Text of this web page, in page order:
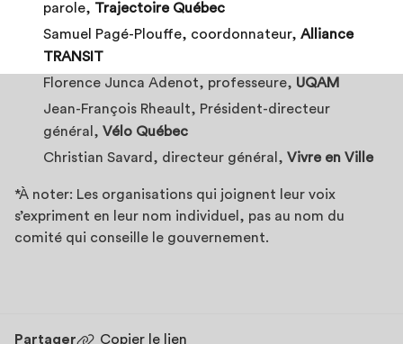
parole, Trajectoire Québec
Samuel Pagé-Plouffe, coordonnateur, Alliance
TRANSIT
Florence Junca Adenot, professeure, UQAM
Jean-François Rheault, Président-directeur
général, Vélo Québec
Christian Savard, directeur général, Vivre en Ville
*À noter: Les organisations qui joignent leur voix
s’expriment en leur nom individuel, pas au nom du
comité qui conseille le gouvernement.
Partager Copier le lien